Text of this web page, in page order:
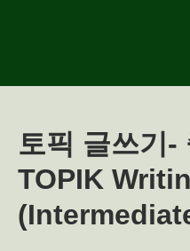
토픽 글쓰기-
TOPIK